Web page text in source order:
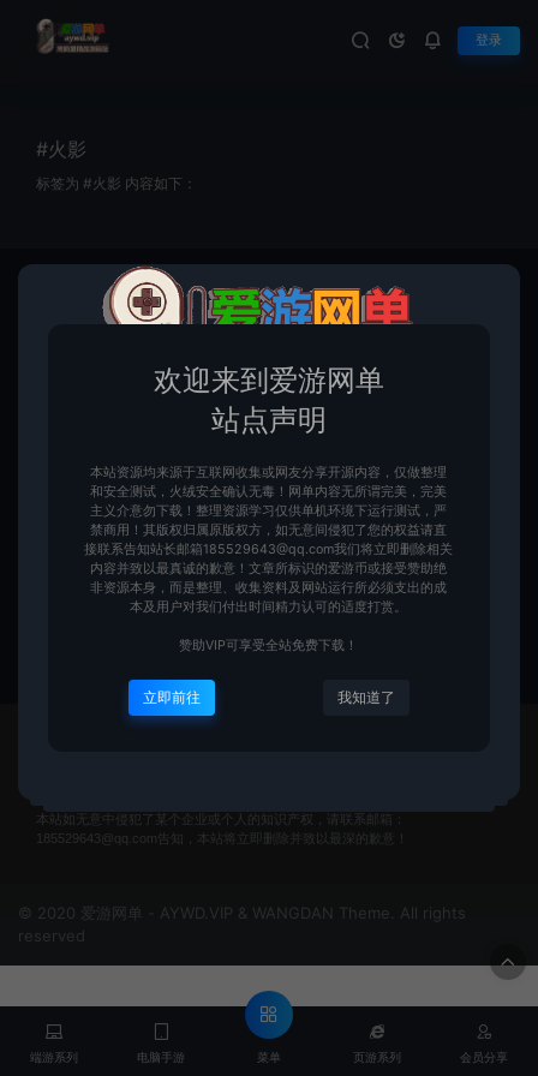
登录
#火影
标签为 #火影 内容如下：
Tag Archives: 火影
木叶传说单机版类火影回合制页
游无限金币完整主线剧情商城虚
拟机一键端
页游系列
本站如无意中侵犯了某个企业或个人的知识产权，请联系邮箱：
185529643@qq.com告知，本站将立即删除并致以最深的歉意！
© 2020 爱游网单 - AYWD.VIP & WANGDAN Theme. All rights
reserved
端游系列 电脑手游 菜单 页游系列 会员分享
欢迎来到爱游网单
站点声明
本站资源均来源于互联网收集或网友分享开源内容，仅做整理
和安全测试，火绒安全确认无毒！网单内容无所谓完美，完美
主义介意勿下载！整理资源学习仅供单机环境下运行测试，严
禁商用！其版权归属原版权方，如无意间侵犯了您的权益请直
接联系告知站长邮箱185529643@qq.com我们将立即删除相关
内容并致以最真诚的歉意！文章所标识的爱游币或接受赞助绝
非资源本身，而是整理、收集资料及网站运行所必须支出的成
本及用户对我们付出时间精力认可的适度打赏。
赞助VIP可享受全站免费下载！
立即前往 我知道了